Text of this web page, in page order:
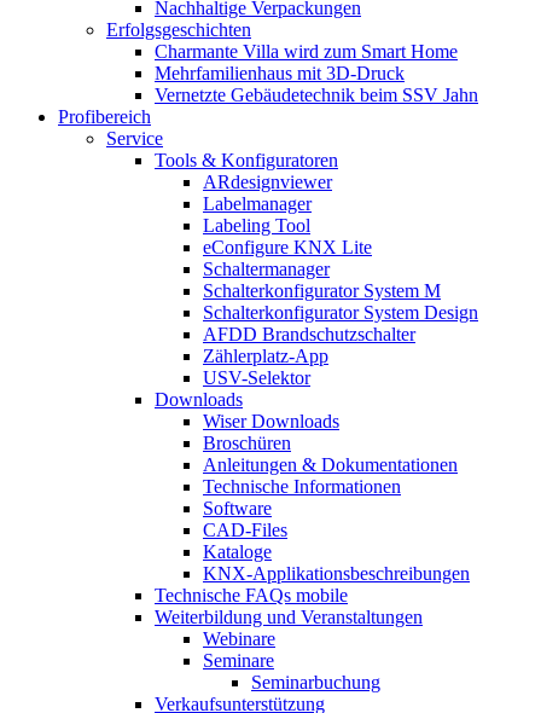
Nachhaltige Verpackungen
Erfolgsgeschichten
Charmante Villa wird zum Smart Home
Mehrfamilienhaus mit 3D-Druck
Vernetzte Gebäudetechnik beim SSV Jahn
Profibereich
Service
Tools & Konfiguratoren
ARdesignviewer
Labelmanager
Labeling Tool
eConfigure KNX Lite
Schaltermanager
Schalterkonfigurator System M
Schalterkonfigurator System Design
AFDD Brandschutzschalter
Zählerplatz-App
USV-Selektor
Downloads
Wiser Downloads
Broschüren
Anleitungen & Dokumentationen
Technische Informationen
Software
CAD-Files
Kataloge
KNX-Applikationsbeschreibungen
Technische FAQs mobile
Weiterbildung und Veranstaltungen
Webinare
Seminare
Seminarbuchung
Verkaufsunterstützung